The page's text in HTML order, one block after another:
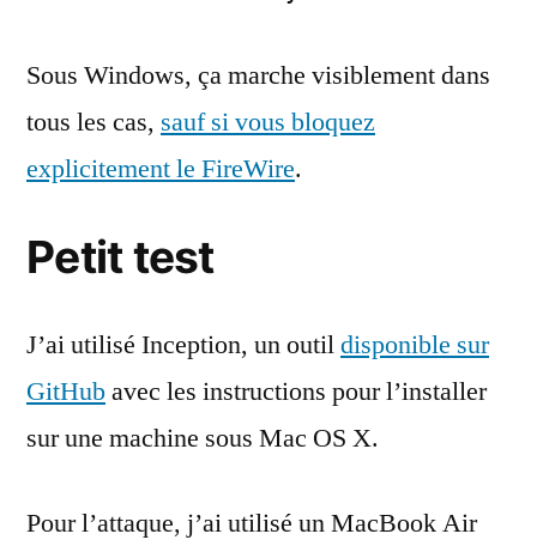
Sous Windows, ça marche visiblement dans
tous les cas, sauf si vous bloquez
explicitement le FireWire.
Petit test
J’ai utilisé Inception, un outildisponible sur
GitHubavec les instructions pour l’installer
sur une machine sous Mac OS X.
Pour l’attaque, j’ai utilisé un MacBook Air